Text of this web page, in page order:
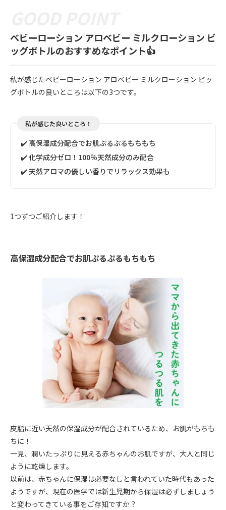
ベビーローション アロベビー ミルクローション ビ
ッグボトルのおすすめなポイント👍
私が感じたベビーローション アロベビー ミルクローション ビッ
グボトルの良いところは以下の3つです。
私が感じた良いところ！
✔️ 高保湿成分配合でお肌ぷるぷるもちもち
✔️ 化学成分ゼロ！100％天然成分のみ配合
✔️ 天然アロマの優しい香りでリラックス効果も
1つずつご紹介します！
高保湿成分配合でお肌ぷるぷるもちもち
皮脂に近い天然の保湿成分が配合されているため、お肌がもちも
ちに！
一見、潤いたっぷりに見える赤ちゃんのお肌ですが、大人と同じ
ように乾燥します。
以前は、赤ちゃんに保湿は必要なしと言われていた時代もあった
ようですが、現在の医学では新生児期から保湿は必ずしましょう
と変わってきている事をご存知ですか？